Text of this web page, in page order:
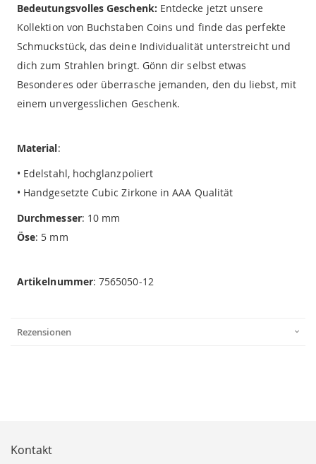
Bedeutungsvolles Geschenk: Entdecke jetzt unsere
Kollektion von Buchstaben Coins und finde das perfekte
Schmuckstück, das deine Individualität unterstreicht und
dich zum Strahlen bringt. Gönn dir selbst etwas
Besonderes oder überrasche jemanden, den du liebst, mit
einem unvergesslichen Geschenk.
Material:
• Edelstahl, hochglanzpoliert
• Handgesetzte Cubic Zirkone in AAA Qualität
Durchmesser: 10 mm
Öse: 5 mm
Artikelnummer: 7565050-12
Rezensionen
Kontakt